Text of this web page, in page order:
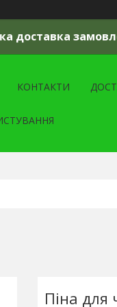
доставка
КОНТАКТИ
Піна для